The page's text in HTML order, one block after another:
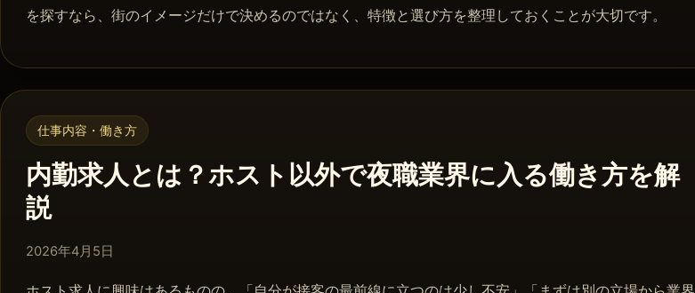
を探すなら、街のイメージだけで決めるのではなく、特徴と選び方を整理しておくことが大切です。
仕事内容・働き方
内勤求人とは？ホスト以外で夜職業界に入る働き方を解
説
2026年4月5日